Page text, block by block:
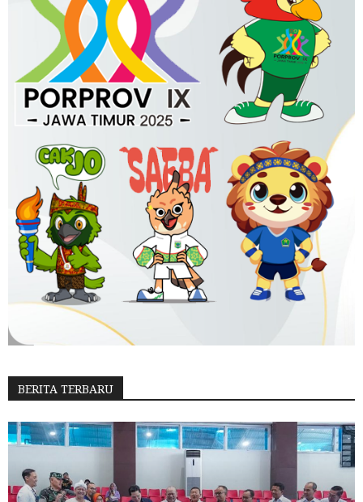
BERITA TERBARU